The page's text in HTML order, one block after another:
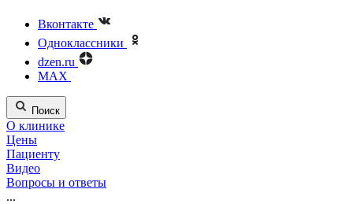
Вконтакте
Одноклассники
dzen.ru
MAX
Поиск
О клинике
Цены
Пациенту
Видео
Вопросы и ответы
...